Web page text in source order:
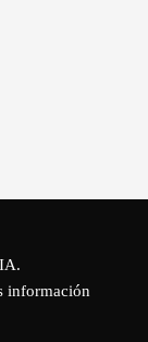
.
información